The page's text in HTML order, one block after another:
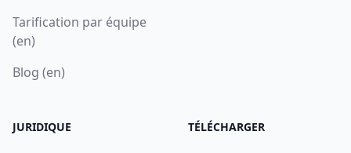
Tarification par équipe
(en)
Blog (en)
JURIDIQUE TÉLÉCHARGER